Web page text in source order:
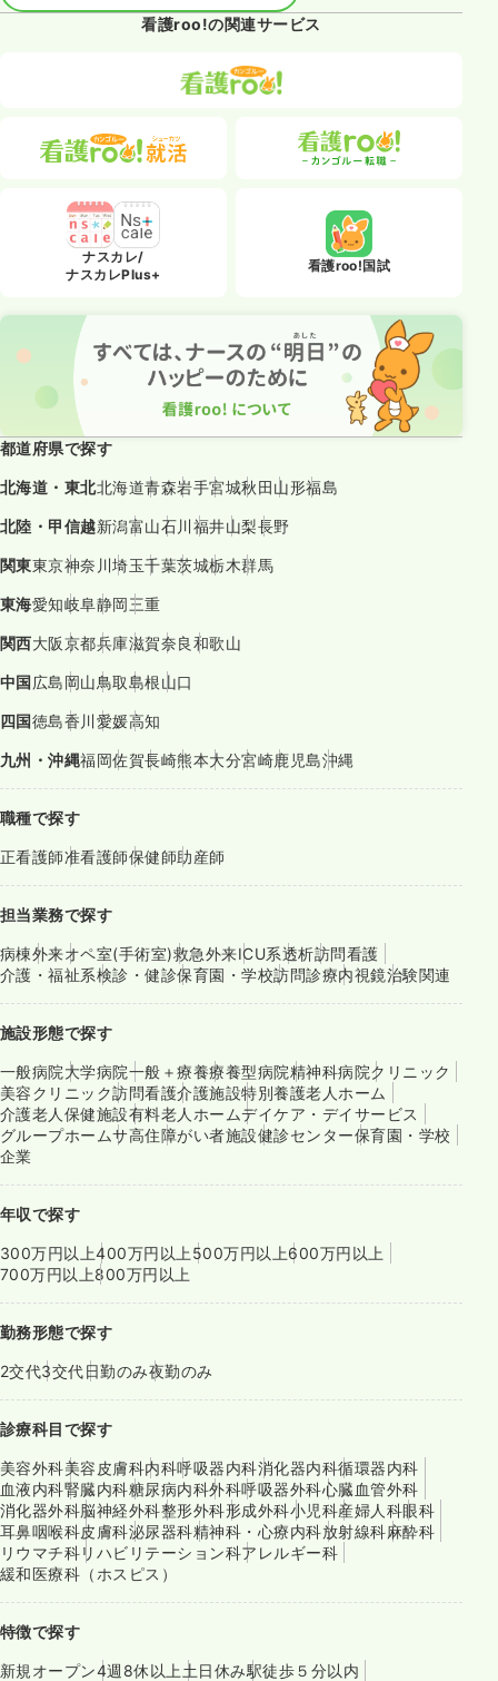
看護roo!の関連サービス
ナスカレ/
ナスカレPlus+
看護roo!国試
都道府県で探す
北海道・東北北海道青森岩手宮城秋田山形福島
北陸・甲信越新潟富山石川福井山梨長野
関東東京神奈川埼玉千葉茨城栃木群馬
東海愛知岐阜静岡三重
関西大阪京都兵庫滋賀奈良和歌山
中国広島岡山鳥取島根山口
四国徳島香川愛媛高知
九州・沖縄福岡佐賀長崎熊本大分宮崎鹿児島沖縄
職種で探す
正看護師准看護師保健師助産師
担当業務で探す
病棟外来オペ室(手術室)救急外来ICU系透析訪問看護
介護・福祉系検診・健診保育園・学校訪問診療内視鏡治験関連
施設形態で探す
一般病院大学病院一般＋療養療養型病院精神科病院クリニック
美容クリニック訪問看護介護施設特別養護老人ホーム
介護老人保健施設有料老人ホームデイケア・デイサービス
グループホームサ高住障がい者施設健診センター保育園・学校
企業
年収で探す
300万円以上400万円以上 500万円以上600万円以上
700万円以上800万円以上
勤務形態で探す
2交代3交代日勤のみ夜勤のみ
診療科目で探す
美容外科美容皮膚科内科呼吸器内科消化器内科循環器内科
血液内科腎臓内科糖尿病内科外科呼吸器外科心臓血管外科
消化器外科脳神経外科整形外科形成外科小児科産婦人科眼科
耳鼻咽喉科皮膚科泌尿器科精神科・心療内科放射線科麻酔科
リウマチ科リハビリテーション科アレルギー科
緩和医療科（ホスピス）
特徴で探す
新規オープン4週8休以上 土日休み駅徒歩５分以内